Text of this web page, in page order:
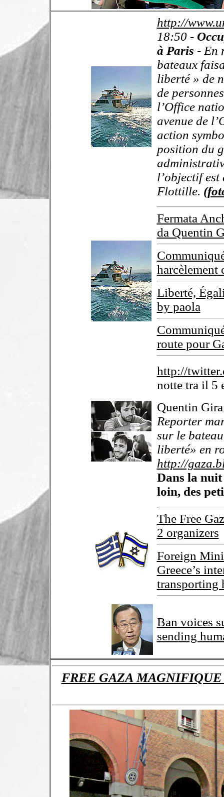
http://
18:50 -
à Paris - En
bateaux
liberté » de
de
l’Office
avenue de
action
position du
l’objectif
Flottille.
Fermata
da Quentin
harcèlement
Liberté,
by paola
route pour
http://
notte tra il 5
Quentin
Reporter
sur le
liberté» en
http://
Dans la
loin, des
The Free
2 organizers
Foreign
Greece’s
transporting
Ban voices
sending
FREE GAZA